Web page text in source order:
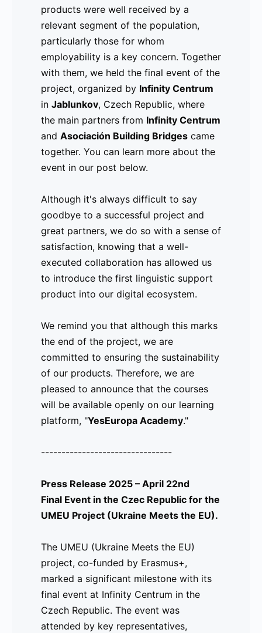
products were well received by a
relevant segment of the population,
particularly those for whom
employability is a key concern. Together
with them, we held the final event of the
project, organized by Infinity Centrum
in Jablunkov, Czech Republic, where
the main partners from Infinity Centrum
and Asociación Building Bridges came
together. You can learn more about the
event in our post below.
Although it's always difficult to say
goodbye to a successful project and
great partners, we do so with a sense of
satisfaction, knowing that a well-
executed collaboration has allowed us
to introduce the first linguistic support
product into our digital ecosystem.
We remind you that although this marks
the end of the project, we are
committed to ensuring the sustainability
of our products. Therefore, we are
pleased to announce that the courses
will be available openly on our learning
platform, "YesEuropa Academy."
--------------------------------
Press Release 2025 – April 22nd
Final Event in the Czec Republic for the
UMEU Project (Ukraine Meets the EU).
The UMEU (Ukraine Meets the EU)
project, co-funded by Erasmus+,
marked a significant milestone with its
final event at Infinity Centrum in the
Czech Republic. The event was
attended by key representatives,
Gracias a nuestro socio asociado
principal,ConUcrania, el proyecto y sus
productos fueron bien recibidos por un
segmento relevante de la población,
especialmente aquellos para quienes la
empleabilidad era un tema de gran
interés. Junto con ellos, se celebró el
evento final del proyecto, organizado
porInfinity CentrumenJablunkov,
República Checa, donde se reunieron
socios del proyecto,Infinity Centrum
Asociación Building Bridges. Pueden
ver más sobre el encunetro aquí.
Si bien es cierto que es difícil
despedirse de un buen proyecto y de
grandes socios, lo hacemos con una
una colaboración bien ejecutada nos ha
permitido introducir el primer producto
de ayuda lingüística en nuestro
ecosistema digital.
Les recordamos que, aunque este sea el
cierre del proyecto, velamos por la
Por ello, nos complace anunciar que los
abierta en nuestra plataforma de
aprendizaje "YesEuropa Academy".
---------------------------------
Comunicado de Prensa 2025 – 22 de
abril
Evento Final en la República Checa
para el Proyecto UMEU (Ukraine Meets
the EU) [Resultados]